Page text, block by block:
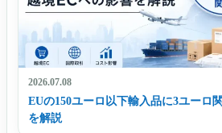
2026.07.08
EUの150ユーロ以下輸入品に3ユーロ
を解説